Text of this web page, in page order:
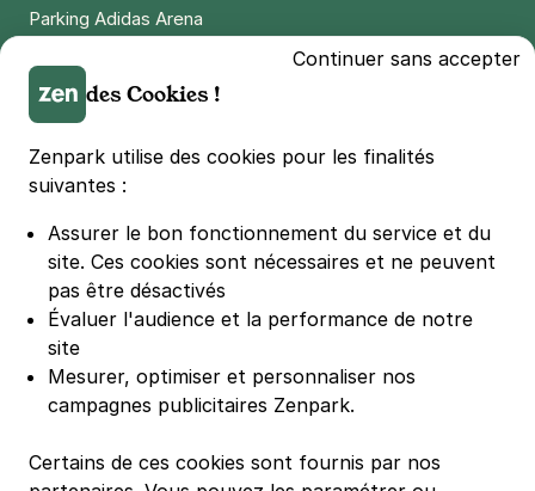
Parking Adidas Arena
Parking LDLC Arena
Parking Stade Pierre Mauroy
Parking Groupama Stadium
Parking Vélodrome
Parking Bercy
Parking La Défense Arena
Parking Les 4 temps
Parking Nation
Parking Porte de Versailles
Parking Lille Grand Palais
Parking Casino Barrière Lille
Continuer sans accepter
des Cookies !
Zenpark utilise des cookies pour les finalités
suivantes :
Assurer le bon fonctionnement du service et du
site. Ces cookies sont nécessaires et ne peuvent
pas être désactivés
Évaluer l'audience et la performance de notre
site
Mesurer, optimiser et personnaliser nos
campagnes publicitaires Zenpark.
Certains de ces cookies sont fournis par nos